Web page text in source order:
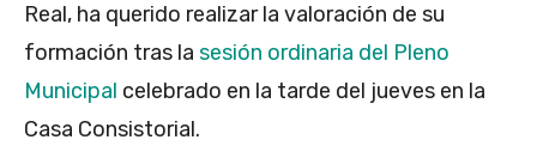
Real, ha querido realizar la valoración de su
formación tras la sesión ordinaria del Pleno
Municipal celebrado en la tarde del jueves en la
Casa Consistorial.